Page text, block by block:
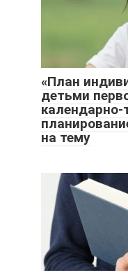
«План
детьми
календарно-
на тему